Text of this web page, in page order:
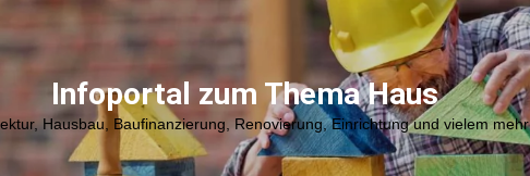
Infoportal zum Thema Haus
Hausbau, Baufinanzierung, Renovierung, Einrichtung und vielem mehr